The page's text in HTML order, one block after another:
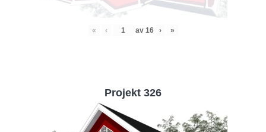
« ‹ av 16 › »
Projekt 326